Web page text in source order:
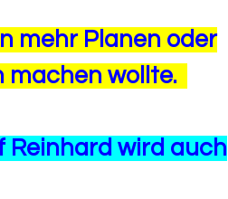
mehr Planen oder
machen wollte.
Reinhard wird auch